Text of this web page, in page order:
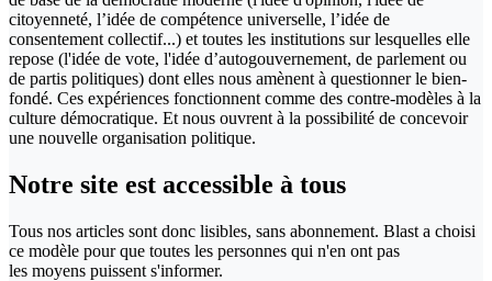
citoyenneté, l’idée de compétence universelle, l’idée de
consentement collectif...) et toutes les institutions sur lesquelles elle
repose (l'idée de vote, l'idée d’autogouvernement, de parlement ou
de partis politiques) dont elles nous amènent à questionner le bien-
fondé. Ces expériences fonctionnent comme des contre-modèles à la
culture démocratique. Et nous ouvrent à la possibilité de concevoir
une nouvelle organisation politique.
Notre site est accessible à tous
Tous nos articles sont donc lisibles, sans abonnement. Blast a choisi
ce modèle pour que toutes les personnes qui n'en ont pas
les moyens puissent s'informer.